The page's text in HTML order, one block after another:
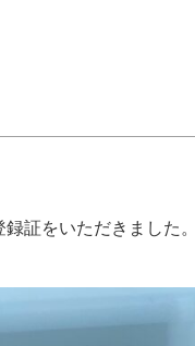
録証をいただきました